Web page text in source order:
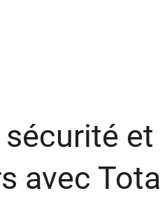
et
avec